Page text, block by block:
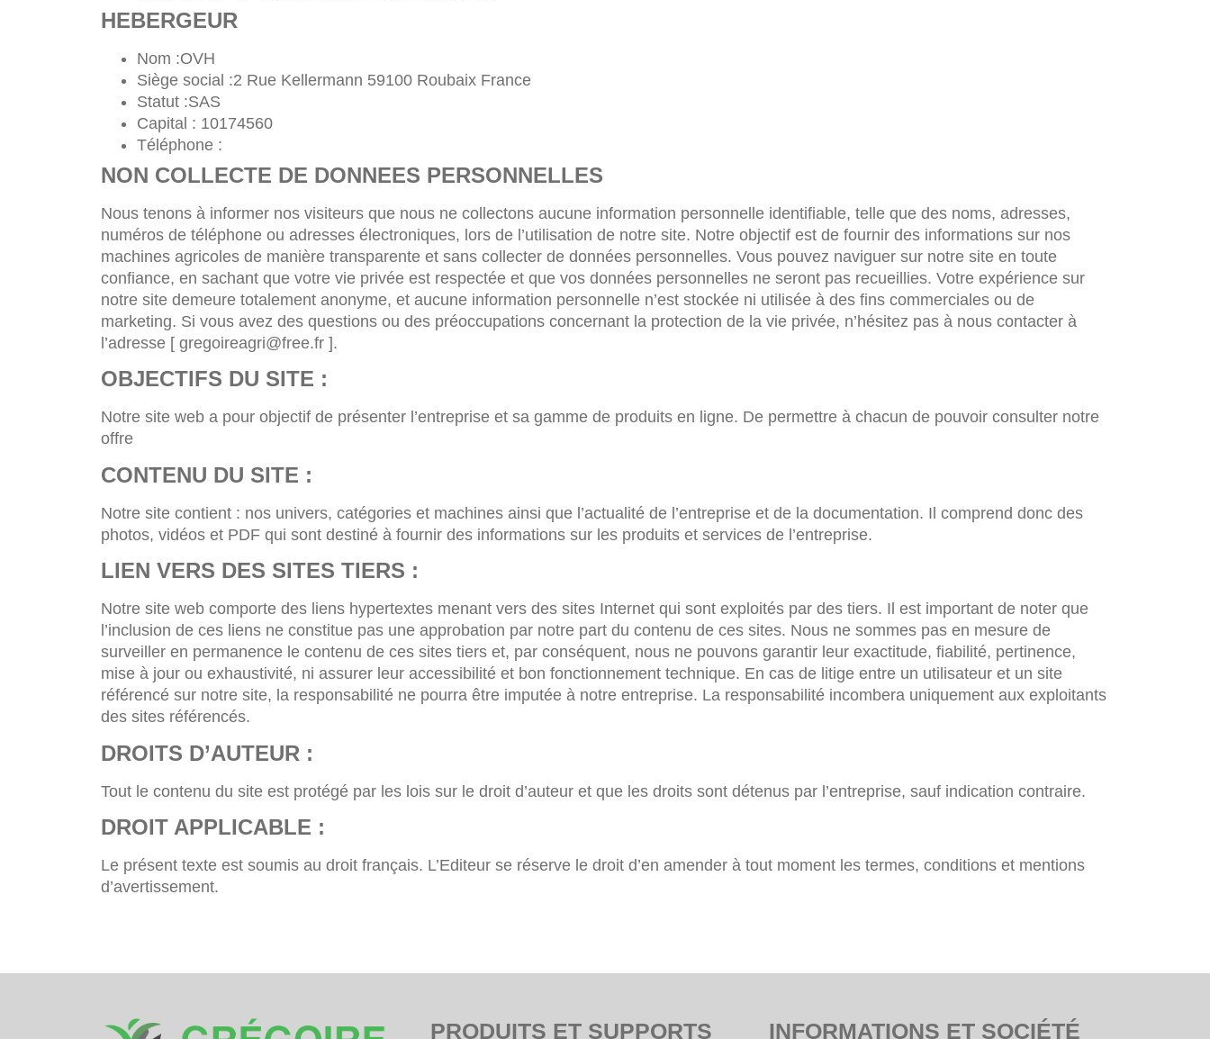
HEBERGEUR
Nom :OVH
Siège social :2 Rue Kellermann 59100 Roubaix France
Statut :SAS
Capital : 10174560
Téléphone :
NON COLLECTE DE DONNEES PERSONNELLES
Nous tenons à informer nos visiteurs que nous ne collectons aucune information personnelle identifiable, telle que des noms, adresses,
numéros de téléphone ou adresses électroniques, lors de l’utilisation de notre site. Notre objectif est de fournir des informations sur nos
machines agricoles de manière transparente et sans collecter de données personnelles. Vous pouvez naviguer sur notre site en toute
confiance, en sachant que votre vie privée est respectée et que vos données personnelles ne seront pas recueillies. Votre expérience sur
notre site demeure totalement anonyme, et aucune information personnelle n’est stockée ni utilisée à des fins commerciales ou de
marketing. Si vous avez des questions ou des préoccupations concernant la protection de la vie privée, n’hésitez pas à nous contacter à
l’adresse [ gregoireagri@free.fr ].
OBJECTIFS DU SITE :
Notre site web a pour objectif de présenter l’entreprise et sa gamme de produits en ligne. De permettre à chacun de pouvoir consulter notre
offre
CONTENU DU SITE :
Notre site contient : nos univers, catégories et machines ainsi que l’actualité de l’entreprise et de la documentation. Il comprend donc des
photos, vidéos et PDF qui sont destiné à fournir des informations sur les produits et services de l’entreprise.
LIEN VERS DES SITES TIERS :
Notre site web comporte des liens hypertextes menant vers des sites Internet qui sont exploités par des tiers. Il est important de noter que
l’inclusion de ces liens ne constitue pas une approbation par notre part du contenu de ces sites. Nous ne sommes pas en mesure de
surveiller en permanence le contenu de ces sites tiers et, par conséquent, nous ne pouvons garantir leur exactitude, fiabilité, pertinence,
mise à jour ou exhaustivité, ni assurer leur accessibilité et bon fonctionnement technique. En cas de litige entre un utilisateur et un site
référencé sur notre site, la responsabilité ne pourra être imputée à notre entreprise. La responsabilité incombera uniquement aux exploitants
des sites référencés.
DROITS D’AUTEUR :
Tout le contenu du site est protégé par les lois sur le droit d’auteur et que les droits sont détenus par l’entreprise, sauf indication contraire.
DROIT APPLICABLE :
Le présent texte est soumis au droit français. L’Editeur se réserve le droit d’en amender à tout moment les termes, conditions et mentions
d’avertissement.
PRODUITS ET SUPPORTS INFORMATIONS ET SOCIÉTÉ